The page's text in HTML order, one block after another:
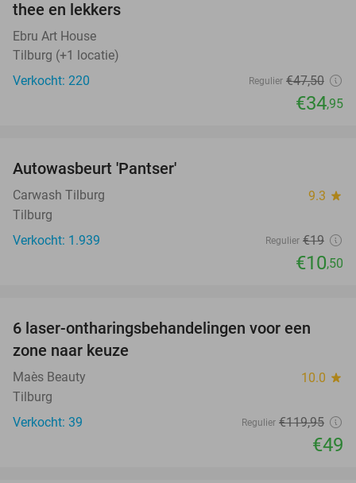
thee en lekkers
Ebru Art House
Tilburg (+1 locatie)
Verkocht: 220
Regulier €47,50
€34,95
Autowasbeurt 'Pantser'
Carwash Tilburg 9.3 star
Tilburg
Verkocht: 1.939
Regulier €19
€10,50
59%
6 laser-ontharingsbehandelingen voor een
zone naar keuze
Maès Beauty 10.0 star
Tilburg
Verkocht: 39
Regulier €119,95
€49